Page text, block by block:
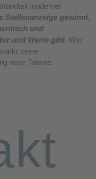
moderner
Stellenanzeige gewinnt,
und
und Werte gibt. Wer
seine
neue Talente.